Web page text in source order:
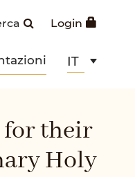
Login
IT
for their
Holy